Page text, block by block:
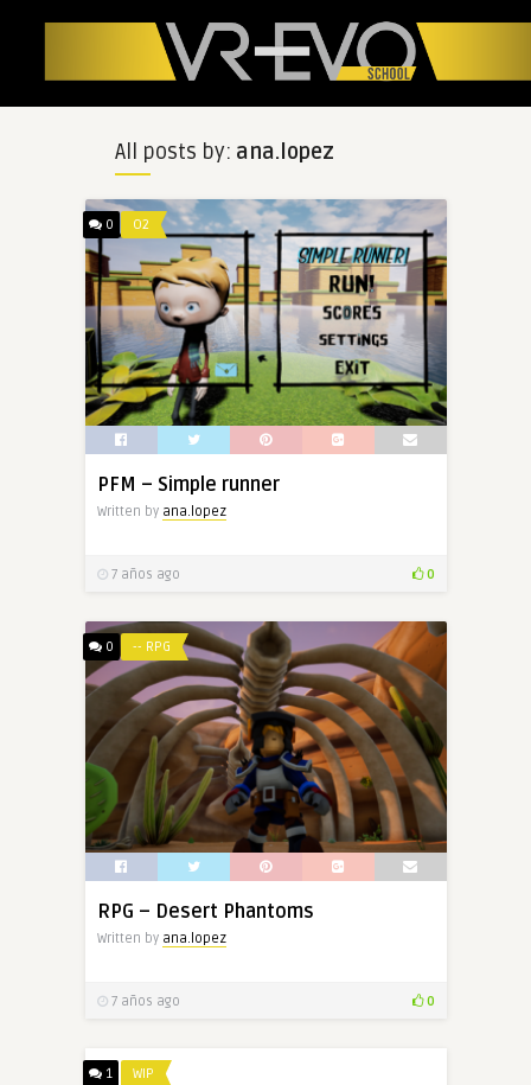
All posts by: ana.lopez
0 O2
PFM – Simple runner
Written by ana.lopez
7 años ago 0
0 -- RPG
RPG – Desert Phantoms
Written by ana.lopez
7 años ago 0
1 WIP